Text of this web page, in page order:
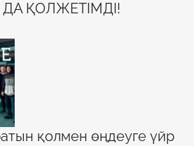
ҚОЛЖЕТІМДІ!
қолмен өңдеуге